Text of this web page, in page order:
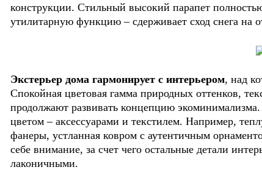
конструкции. Стильный высокий парапет
утилитарную функцию – сдерживает сход снега на
Экстерьер дома гармонирует с интерьером, над
Спокойная цветовая гамма природных оттенков,
продолжают развивать концепцию
цветом – аксессуарами и текстилем. Например,
фанеры, устланная ковром с аутентичным
себе внимание, за счет чего остальные детали
лаконичными.